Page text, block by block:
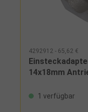
4292912 - 65,62 €
14x18mm
1 verfügbar